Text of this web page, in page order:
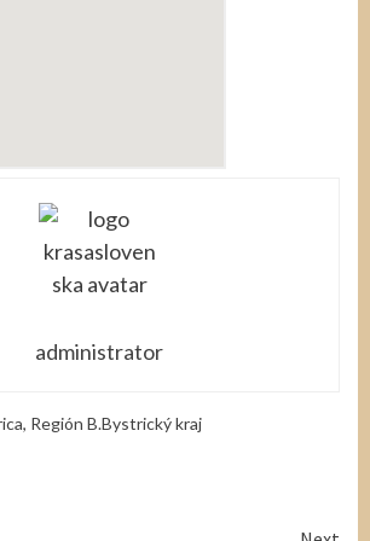
administrator
, Región B.Bystrický kraj